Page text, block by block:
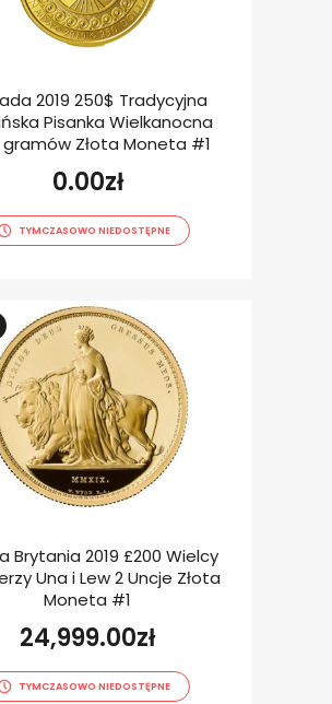
2019 250$ Tradycyjna
Pisanka Wielkanocna
gramów Złota Moneta #1
0.00zł
TYMCZASOWO NIEDOSTĘPNE
Brytania 2019 £200 Wielcy
Una i Lew 2 Uncje Złota
Moneta #1
24,999.00zł
TYMCZASOWO NIEDOSTĘPNE